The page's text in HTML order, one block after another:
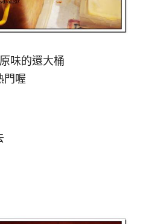
味的還大桶
門喔